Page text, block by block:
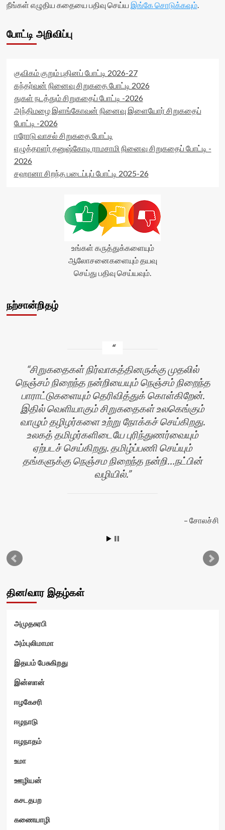
நீங்கள் எழுதிய கதையை பதிவு செய்ய இங்கே சொடுக்கவும்.
போட்டி அறிவிப்பு
குவிகம் குறும் புதினப் போட்டி 2026-27
கந்தர்வன் நினைவு சிறுகதை போட்டி 2026
துகள் நடத்தும் சிறுகதைப் போட்டி -2026
அந்திமழை இளங்கோவன் நினைவு இளையோர் சிறுகதைப்
போட்டி -2026
ஈரோடு வாசல் சிறுகதை போட்டி
எழுத்தாளர் தனுஷ்கோடி ராமசாமி நினைவு சிறுகதைப் போட்டி -
2026
சஹானா சிறந்த படைப்புப் போட்டி 2025-26
உங்கள் கருத்துக்களையும்
ஆலோசனைகளையும் தயவு
செய்து பதிவு செய்யவும்.
நற்சான்றிதழ்
சிறுகதைகள் நிர்வாகத்தினருக்கு முதலில்
நெஞ்சம் நிறைந்த நன்றியையும் நெஞ்சம் நிறைந்த
பாராட்டுகளையும் தெரிவித்துக் கொள்கிறேன்.
இதில் வெளியாகும் சிறுகதைகள் உலகெங்கும்
வாழும் தழிழர்களை உற்று நோக்கச் செய்கிறது.
உலகத் தமிழர்களிடையே புரிந்துணர்வையும்
ஏற்படச் செய்கிறது. தமிழ்ப்பணி செய்யும்
தங்களுக்கு நெஞ்சம நிறைந்த நன்றி…நட்பின்
வழியில்.
சோலச்சி
தின/வார இதழ்கள்
அமுதசுரபி
அம்புலிமாமா
இதயம் பேசுகிறது
இன்ஸான்
ஈழகேசரி
ஈழநாடு
ஈழநாதம்
உமா
ஊழியன்
கசடதபற
கணையாழி